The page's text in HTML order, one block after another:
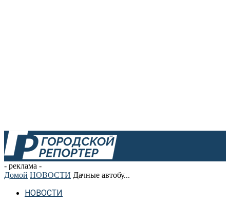
- реклама -
Домой НОВОСТИ Дачные автобу...
НОВОСТИ